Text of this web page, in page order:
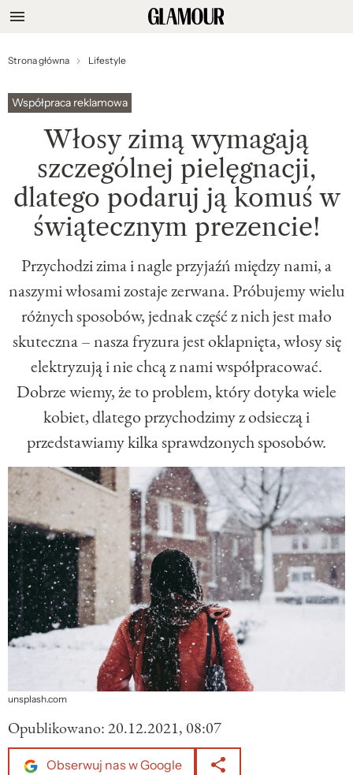
Strona główna Lifestyle
Współpraca reklamowa
Włosy zimą wymagają
szczególnej pielęgnacji,
dlatego podaruj ją komuś w
świątecznym prezencie!
Przychodzi zima i nagle przyjaźń między nami, a
naszymi włosami zostaje zerwana. Próbujemy wielu
różnych sposobów, jednak część z nich jest mało
skuteczna – nasza fryzura jest oklapnięta, włosy się
elektryzują i nie chcą z nami współpracować.
Dobrze wiemy, że to problem, który dotyka wiele
kobiet, dlatego przychodzimy z odsieczą i
przedstawiamy kilka sprawdzonych sposobów.
unsplash.com
Opublikowano:20.12.2021, 08:07
Obserwuj nas w Google